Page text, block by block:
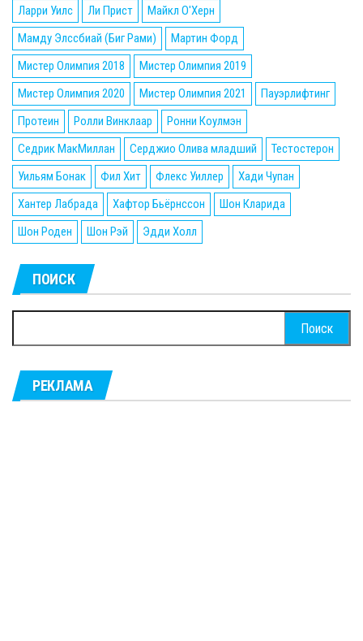
Ларри Уилс
Ли Прист
Майкл О'Херн
Мамду Элссбиай (Биг Рами)
Мартин Форд
Мистер Олимпия 2018
Мистер Олимпия 2019
Мистер Олимпия 2020
Мистер Олимпия 2021
Пауэрлифтинг
Протеин
Ролли Винклаар
Ронни Коулмэн
Седрик МакМиллан
Серджио Олива младший
Тестостерон
Уильям Бонак
Фил Хит Флекс Уиллер
Хади Чупан
Хантер Лабрада
Хафтор Бьёрнссон
Шон Кларида
Шон Роден
Шон Рэй Эдди Холл
ПОИСК
РЕКЛАМА